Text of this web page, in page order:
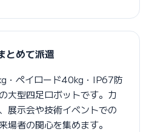
とめて派遣
・ペイロード40kg・IP67防
大型四足ロボットです。力
展示会や技術イベントでの
場者の関心を集めます。